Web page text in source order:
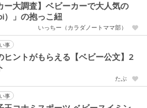
ー大調査】ベビーカーで大人気の
）」の抱っこ紐
いっちー（カラダノートママ部）
事
ヒントがもらえる【ベビー公文】2
たぶ
事